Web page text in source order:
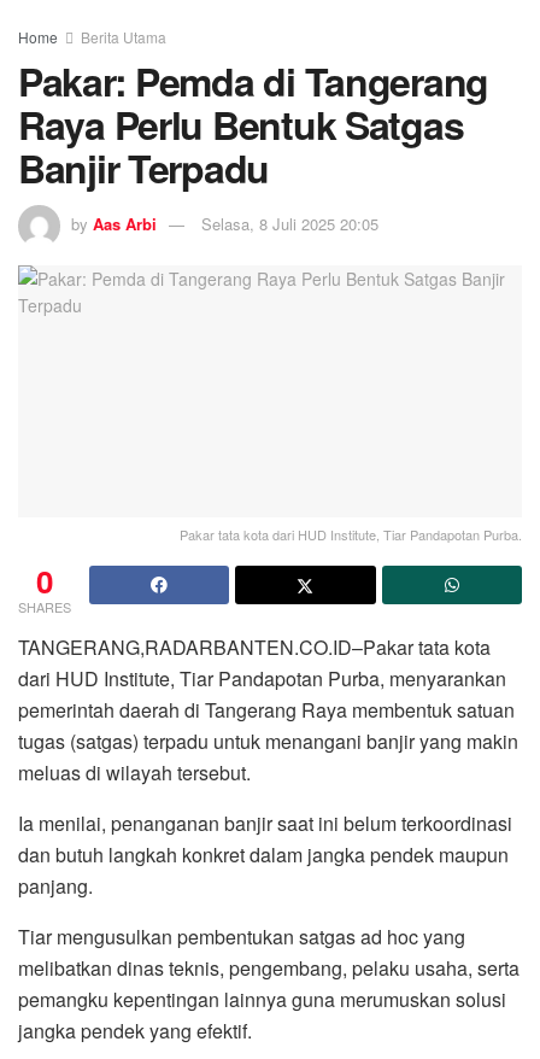
Home Berita Utama
Pakar: Pemda di Tangerang
Raya Perlu Bentuk Satgas
Banjir Terpadu
by Aas Arbi Selasa, 8 Juli 2025 20:05
Pakar tata kota dari HUD Institute, Tiar Pandapotan Purba.
0
SHARES
TANGERANG,RADARBANTEN.CO.ID–Pakar tata kota
dari HUD Institute, Tiar Pandapotan Purba, menyarankan
pemerintah daerah di Tangerang Raya membentuk satuan
tugas (satgas) terpadu untuk menangani banjir yang makin
meluas di wilayah tersebut.
Ia menilai, penanganan banjir saat ini belum terkoordinasi
dan butuh langkah konkret dalam jangka pendek maupun
panjang.
Tiar mengusulkan pembentukan satgas ad hoc yang
melibatkan dinas teknis, pengembang, pelaku usaha, serta
pemangku kepentingan lainnya guna merumuskan solusi
jangka pendek yang efektif.